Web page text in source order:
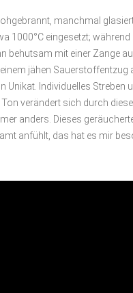
manchmal
1000°C eingesetzt;
behutsam mit einer Zange
jähen Sauerstoffentzug
Unikat. Individuelles Streben
verändert sich durch
anders. Dieses
anfühlt, das hat es mir